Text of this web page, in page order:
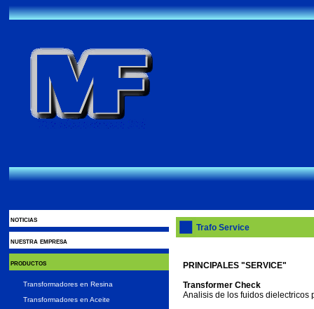
noticias
nuestra empresa
productos
Transformadores en Resina
Transformadores en Aceite
Trafo Service
PRINCIPALES "SERVICE"
Transformer Check
Analisis de los fuidos dielectricos